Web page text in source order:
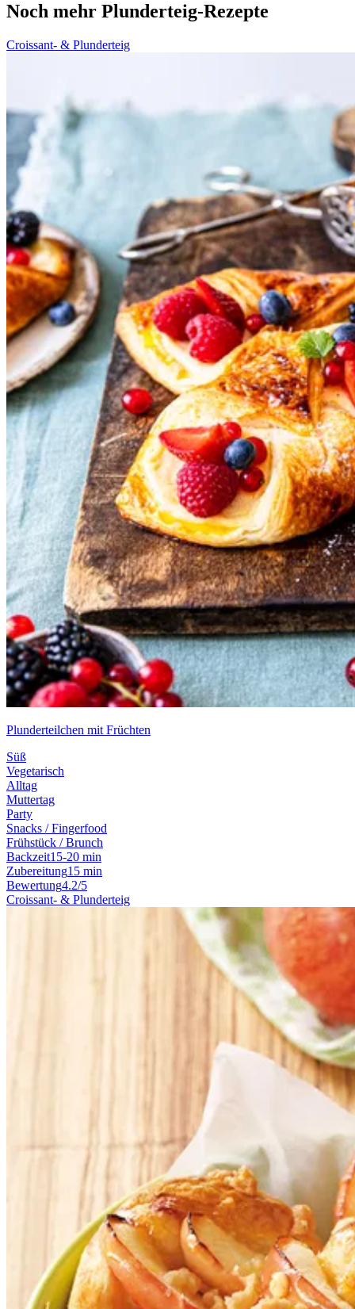
Noch mehr Plunderteig-Rezepte
Croissant- & Plunderteig
Plunderteilchen mit Früchten
Süß
Vegetarisch
Alltag
Muttertag
Party
Snacks / Fingerfood
Frühstück / Brunch
Backzeit15-20 min
Zubereitung15 min
Bewertung4.2/5
Croissant- & Plunderteig